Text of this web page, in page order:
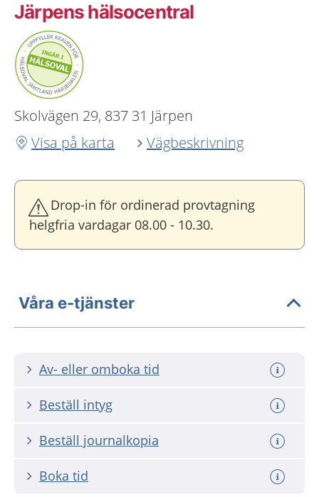
Järpens hälsocentral
Skolvägen 29, 837 31 Järpen
Visa på karta
Vägbeskrivning
Drop-in för ordinerad provtagning
helgfria vardagar 08.00 - 10.30.
Våra e-tjänster
Av- eller omboka tid
Beställ intyg
Beställ journalkopia
Boka tid